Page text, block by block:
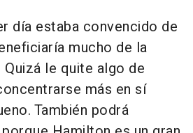
día estaba convencido de
mucho de la
le quite algo de
más en sí
También podrá